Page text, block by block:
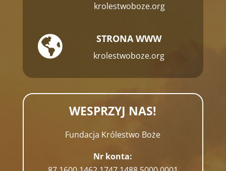
krolestwoboze.org
 STRONA WWW
krolestwoboze.org
WESPRZYJ NAS!
Fundacja Królestwo Boże
Nr konta: